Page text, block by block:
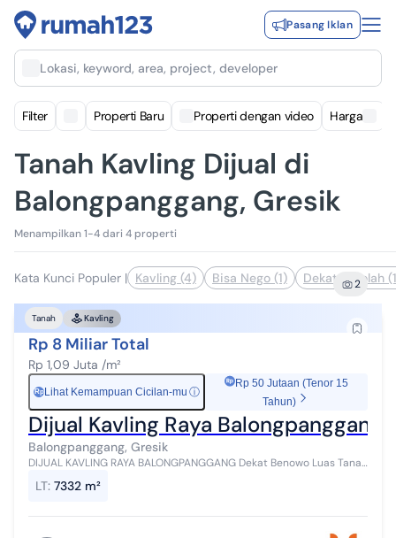
Pasang Iklan
Lokasi, keyword, area, project, developer
Filter Properti Baru Properti dengan video Harga
Tanah Kavling Dijual di
Balongpanggang, Gresik
Menampilkan 1-4 dari 4 properti
Kata Kunci Populer | Kavling (4) Bisa Nego (1) Dekat Sekolah
2
Tanah Kavling
Rp 8 Miliar Total
Rp 1,09 Juta /m²
Rp Lihat Kemampuan Cicilan-mu ⓘ
Rp 50 Jutaan (Tenor 15
Tahun)
Dijual Kavling Raya Balongpanggang
Balongpanggang, Gresik
DIJUAL KAVLING RAYA BALONGPANGGANG Dekat Benowo Luas Tanah
#upropertyi...
LT: 7332 m²